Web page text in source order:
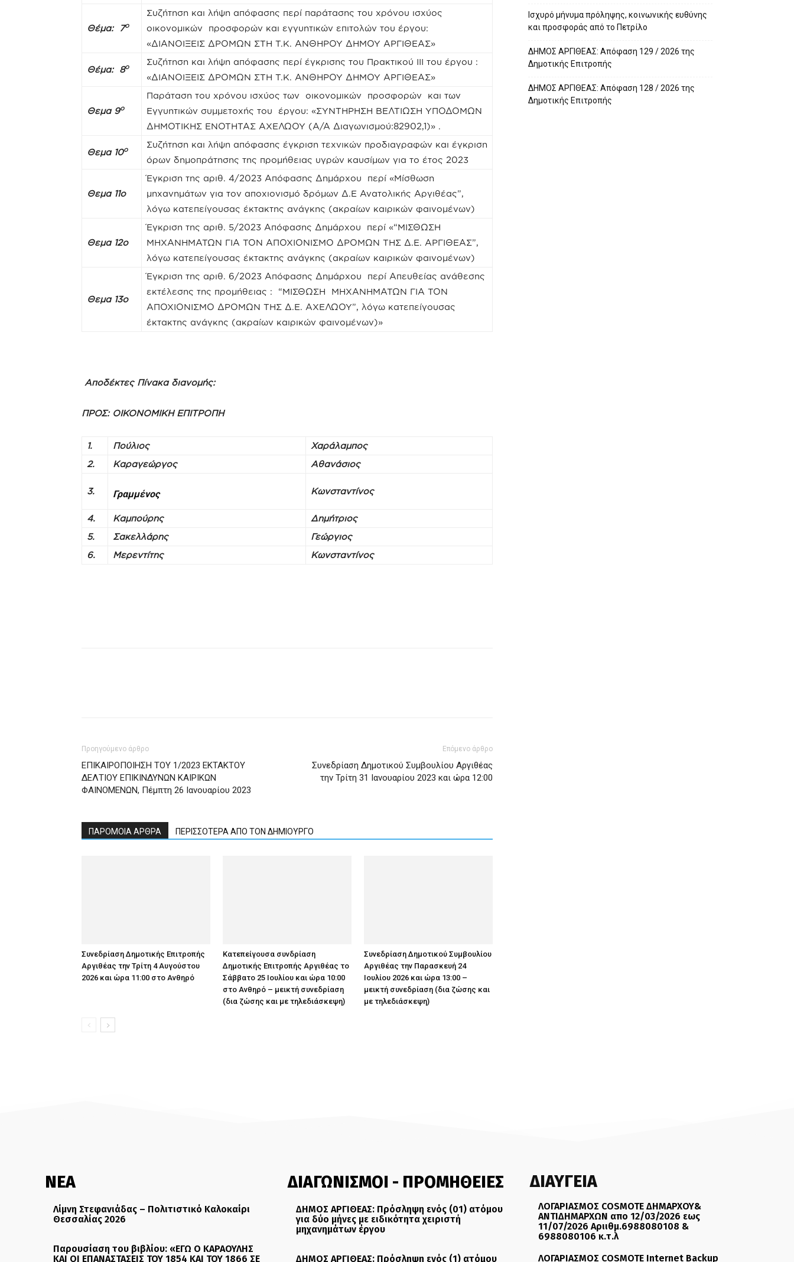
Θέμα: 7ο
Συζήτηση και λήψη απόφασης περί παράτασης του χρόνου ισχύος
οικονομικών προσφορών και εγγυητικών επιτολών του έργου:
«ΔΙΑΝΟΙΞΕΙΣ ΔΡΟΜΩΝ ΣΤΗ Τ.Κ. ΑΝΘΗΡΟΥ ΔΗΜΟΥ ΑΡΓΙΘΕΑΣ»
Θέμα: 8ο
Συζήτηση και λήψη απόφασης περί έγκρισης του Πρακτικού ΙΙΙ του έργου :
«ΔΙΑΝΟΙΞΕΙΣ ΔΡΟΜΩΝ ΣΤΗ Τ.Κ. ΑΝΘΗΡΟΥ ΔΗΜΟΥ ΑΡΓΙΘΕΑΣ»
Θεμα 9ο
Παράταση του χρόνου ισχύος των οικονομικών προσφορών και των
Εγγυητικών συμμετοχής του έργου: «ΣΥΝΤΗΡΗΣΗ ΒΕΛΤΙΩΣΗ ΥΠΟΔΟΜΩΝ
ΔΗΜΟΤΙΚΗΣ ΕΝΟΤΗΤΑΣ ΑΧΕΛΩΟΥ (Α/Α Διαγωνισμού:82902,1)» .
Θεμα 10ο
Συζήτηση και λήψη απόφασης έγκριση τεχνικών προδιαγραφών και έγκριση
όρων δημοπράτησης της προμήθειας υγρών καυσίμων για το έτος 2023
Θεμα 11ο
Έγκριση της αριθ. 4/2023 Απόφασης Δημάρχου περί «Μίσθωση
μηχανημάτων για τον αποχιονισμό δρόμων Δ.Ε Ανατολικής Αργιθέας”,
λόγω κατεπείγουσας έκτακτης ανάγκης (ακραίων καιρικών φαινομένων)
Θεμα 12ο
Έγκριση της αριθ. 5/2023 Απόφασης Δημάρχου περί «“ΜΙΣΘΩΣΗ
ΜΗΧΑΝΗΜΑΤΩΝ ΓΙΑ ΤΟΝ ΑΠΟΧΙΟΝΙΣΜΟ ΔΡΟΜΩΝ ΤΗΣ Δ.Ε. ΑΡΓΙΘΕΑΣ”,
λόγω κατεπείγουσας έκτακτης ανάγκης (ακραίων καιρικών φαινομένων)
Θεμα 13ο
Έγκριση της αριθ. 6/2023 Απόφασης Δημάρχου περί Απευθείας ανάθεσης
εκτέλεσης της προμήθειας : “ΜΙΣΘΩΣΗ ΜΗΧΑΝΗΜΑΤΩΝ ΓΙΑ ΤΟΝ
ΑΠΟΧΙΟΝΙΣΜΟ ΔΡΟΜΩΝ ΤΗΣ Δ.Ε. ΑΧΕΛΩΟΥ”, λόγω κατεπείγουσας
έκτακτης ανάγκης (ακραίων καιρικών φαινομένων)»
Αποδέκτες Πίνακα διανομής:
ΠΡΟΣ: ΟΙΚΟΝΟΜΙΚΗ ΕΠΙΤΡΟΠΗ
1. Πούλιος
Χαράλαμπος
2.
Καραγεώργος Αθανάσιος
3. Γραμμένος Κωνσταντίνος
4. Καμπούρης
Δημήτριος
5.
Σακελλάρης
Γεώργιος
6.
Μερεντίτης Κωνσταντίνος
Προηγούμενο άρθρο
ΕΠΙΚΑΙΡΟΠΟΙΗΣΗ ΤΟΥ 1/2023 ΕΚΤΑΚΤΟΥ
ΔΕΛΤΙΟΥ ΕΠΙΚΙΝΔΥΝΩΝ ΚΑΙΡΙΚΩΝ
ΦΑΙΝΟΜΕΝΩΝ, Πέμπτη 26 Ιανουαρίου 2023
Επόμενο άρθρο
Συνεδρίαση Δημοτικού Συμβουλίου Αργιθέας
την Τρίτη 31 Ιανουαρίου 2023 και ώρα 12:00
ΠΑΡΟΜΟΙΑ ΑΡΘΡΑ ΠΕΡΙΣΣΟΤΕΡΑ ΑΠΟ ΤΟΝ ΔΗΜΙΟΥΡΓΟ
Συνεδρίαση Δημοτικής Επιτροπής
Αργιθέας την Τρίτη 4 Αυγούστου
2026 και ώρα 11:00 στο Ανθηρό
Κατεπείγουσα συνδρίαση
Δημοτικής Επιτροπής Αργιθέας το
Σάββατο 25 Ιουλίου και ώρα 10:00
στο Ανθηρό – μεικτή συνεδρίαση
(δια ζώσης και με τηλεδιάσκεψη)
Συνεδρίαση Δημοτικού Συμβουλίου
Αργιθέας την Παρασκευή 24
Ιουλίου 2026 και ώρα 13:00 –
μεικτή συνεδρίαση (δια ζώσης και
με τηλεδιάσκεψη)
Ισχυρό μήνυμα πρόληψης, κοινωνικής ευθύνης
και προσφοράς από το Πετρίλο
ΔΗΜΟΣ ΑΡΓΙΘΕΑΣ: Απόφαση 129 / 2026 της
Δημοτικής Επιτροπής
ΔΗΜΟΣ ΑΡΓΙΘΕΑΣ: Απόφαση 128 / 2026 της
Δημοτικής Επιτροπής
ΝΕΑ
Λίμνη Στεφανιάδας – Πολιτιστικό Καλοκαίρι
Θεσσαλίας 2026
Παρουσίαση του βιβλίου: «ΕΓΩ Ο ΚΑΡΑΟΥΛΗΣ
ΚΑΙ ΟΙ ΕΠΑΝΑΣΤΑΣΕΙΣ ΤΟΥ 1854 ΚΑΙ ΤΟΥ 1866 ΣΕ
ΔΙΑΓΩΝΙΣΜΟΙ - ΠΡΟΜΗΘΕΙΕΣ
ΔΗΜΟΣ ΑΡΓΙΘΕΑΣ: Πρόσληψη ενός (01) ατόμου
για δύο μήνες με ειδικότητα χειριστή
μηχανημάτων έργου
ΔΗΜΟΣ ΑΡΓΙΘΕΑΣ: Πρόσληψη ενός (1) ατόμου
ΔΙΑΥΓΕΙΑ
ΛΟΓΑΡΙΑΣΜΟΣ COSMOTE ΔΗΜΑΡΧΟΥ&
ΑΝΤΙΔΗΜΑΡΧΩΝ απο 12/03/2026 εως
11/07/2026 Αριιθμ.6988080108 &
6988080106 κ.τ.λ
ΛΟΓΑΡΙΑΣΜΟΣ COSMOTE Internet Backup